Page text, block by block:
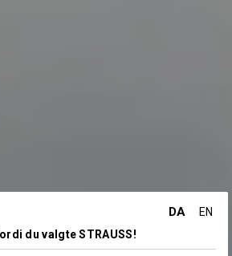
DA
EN
du valgte STRAUSS!